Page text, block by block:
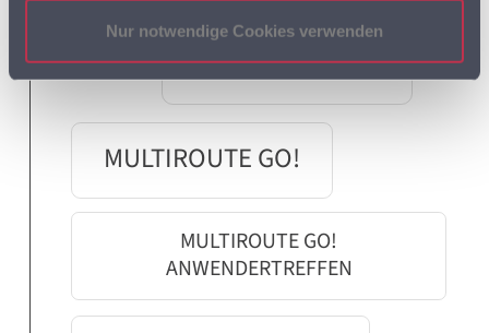
Nur notwendige Cookies verwenden
LOGISTIK
MULTIROUTE
MULTIROUTE GO!
MULTIROUTE GO!
ANWENDERTREFFEN